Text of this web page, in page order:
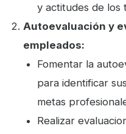
y actitudes de los
Autoevaluación y
empleados:
Fomentar la
para identificar
metas
Realizar